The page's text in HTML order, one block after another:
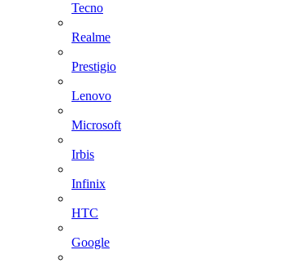
Tecno
Realme
Prestigio
Lenovo
Microsoft
Irbis
Infinix
HTC
Google